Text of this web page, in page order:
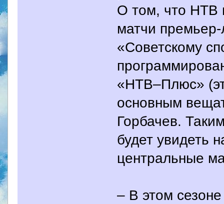
О том, что НТВ
матчи
«Советскому
«НТВ–Плюс»
основным
Горбачев.
будет увидеть
центральные
– В этом